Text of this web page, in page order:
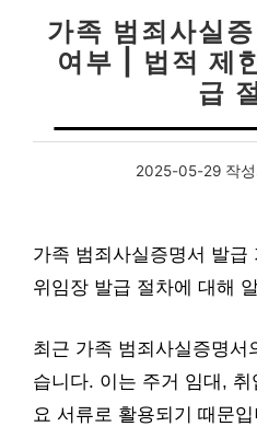
가족 범죄사실
여부 | 법적 제
급
2025-05-29 작
가족 범죄사실증명서 발급
위임장 발급 절차에 대해
최근 가족 범죄사실증명서
습니다. 이는 주거 임대,
요 서류로 활용되기 때문